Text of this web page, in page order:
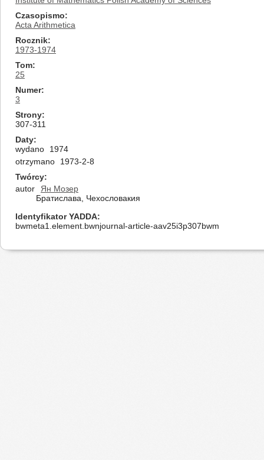
Czasopismo
Acta Arithmetica
Rocznik
1973-1974
Tom
25
Numer
3
Strony
307-311
Daty
wydano
1974
otrzymano
1973-2-8
Twórcy
autor
Ян Мозер
Братислава, Чехословакия
Identyfikator YADDA
bwmeta1.element.bwnjournal-article-aav25i3p307bwm